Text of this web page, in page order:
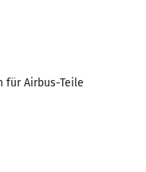
für Airbus-Teile